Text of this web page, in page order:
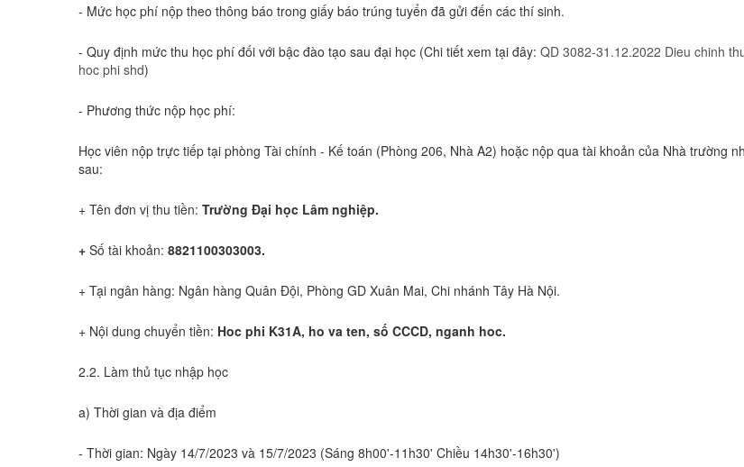
- Mức học phí nộp theo thông báo trong giấy báo trúng tuyển đã gửi đến các thí sinh.
- Quy định mức thu học phí đối với bậc đào tạo sau đại học (Chi tiết xem tại đây: QD 3082-31.12.2022 Dieu chinh
hoc phi shd)
- Phương thức nộp học phí:
Học viên nộp trực tiếp tại phòng Tài chính - Kế toán (Phòng 206, Nhà A2) hoặc nộp qua tài khoản của Nhà trường
sau:
+ Tên đơn vị thu tiền: Trường Đại học Lâm nghiệp.
+ Số tài khoản: 8821100303003.
+ Tại ngân hàng: Ngân hàng Quân Đội, Phòng GD Xuân Mai, Chi nhánh Tây Hà Nội.
+ Nội dung chuyển tiền: Hoc phi K31A, ho va ten, số CCCD, nganh hoc.
2.2. Làm thủ tục nhập học
a) Thời gian và địa điểm
- Thời gian: Ngày 14/7/2023 và 15/7/2023 (Sáng 8h00'-11h30' Chiều 14h30'-16h30')